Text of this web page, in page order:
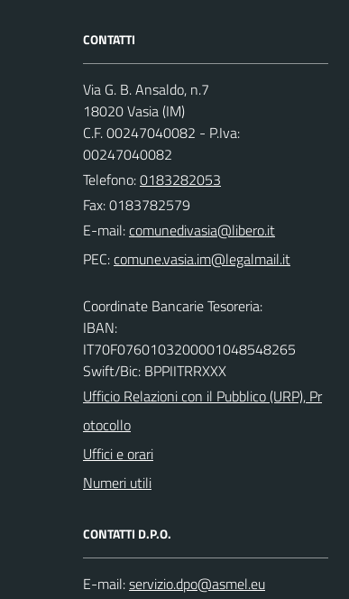
CONTATTI
Via G. B. Ansaldo, n.7
18020 Vasia (IM)
C.F. 00247040082 - P.Iva:
00247040082
Telefono:0183282053
Fax: 0183782579
E-mail:
PEC:
Coordinate Bancarie Tesoreria:
IBAN:
IT70F0760103200001048548265
Swift/Bic: BPPIITRRXXX
Ufficio Relazioni con il Pubblico (URP), Pr
otocollo
Uffici e orari
Numeri utili
CONTATTI D.P.O.
E-mail: